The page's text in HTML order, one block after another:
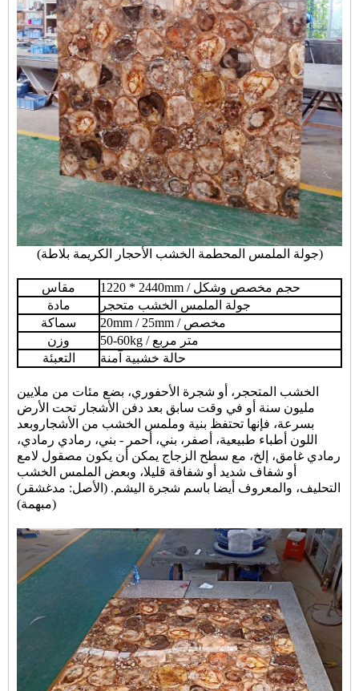
(جولة الملمس المحطمة الخشب الأحجار الكريمة بلاطة)
مقاس
1220 * 2440mm / حجم مخصص وشكل
مادة
جولة الملمس الخشب متحجر
سماكة
20mm / 25mm / مخصص
وزن
50-60kg / متر مربع
التعبئة
حالة خشبية آمنة
الخشب المتحجر، أو شجرة الأحفوري، بضع مئات من ملايين
مليون سنة أو في وقت سابق بعد دفن الأشجار تحت الأرض
بسرعة، فإنها تحتفظ بنية وملمس الخشب من الأشجاروبعد
اللون أطباء طبيعية، أصفر، بني، أحمر - بني، رمادي رمادي،
رمادي غامق، إلخ، مع سطح الزجاج يمكن أن يكون مصقول لامع
أو شفاف شديد أو شفافة قليلا، وبعض الملمس الخشب
التحليف، والمعروف أيضا باسم شجرة اليشم. (الأصل: مدغشقر)
(مبهمة)